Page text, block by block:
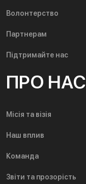
Волонтерство
Партнерам
Підтримайте нас
ПРО НАС
Місія та візія
Наш вплив
Команда
Звіти та прозорість